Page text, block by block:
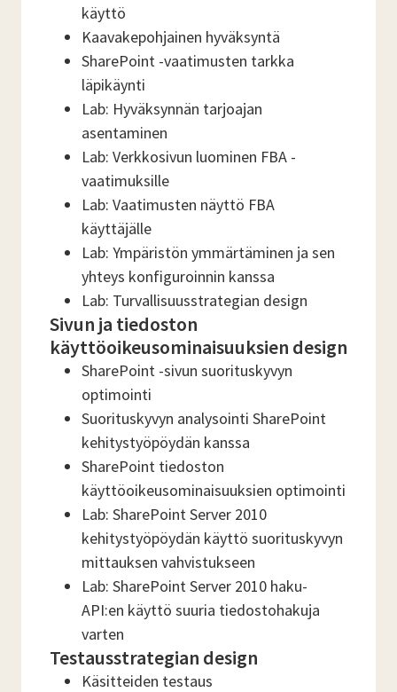
käyttö
Kaavakepohjainen hyväksyntä
SharePoint -vaatimusten tarkka
läpikäynti
Lab: Hyväksynnän tarjoajan
asentaminen
Lab: Verkkosivun luominen FBA -
vaatimuksille
Lab: Vaatimusten näyttö FBA
käyttäjälle
Lab: Ympäristön ymmärtäminen ja sen
yhteys konfiguroinnin kanssa
Lab: Turvallisuusstrategian design
Sivun ja tiedoston
käyttöoikeusominaisuuksien design
SharePoint -sivun suorituskyvyn
optimointi
Suorituskyvyn analysointi SharePoint
kehitystyöpöydän kanssa
SharePoint tiedoston
käyttöoikeusominaisuuksien optimointi
Lab: SharePoint Server 2010
kehitystyöpöydän käyttö suorituskyvyn
mittauksen vahvistukseen
Lab: SharePoint Server 2010 haku-
API:en käyttö suuria tiedostohakuja
varten
Testausstrategian design
Käsitteiden testaus